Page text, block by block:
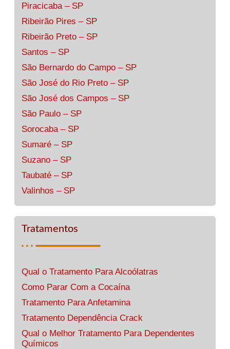
Piracicaba – SP
Ribeirão Pires – SP
Ribeirão Preto – SP
Santos – SP
São Bernardo do Campo – SP
São José do Rio Preto – SP
São José dos Campos – SP
São Paulo – SP
Sorocaba – SP
Sumaré – SP
Suzano – SP
Taubaté – SP
Valinhos – SP
Tratamentos
Qual o Tratamento Para Alcoólatras
Como Parar Com a Cocaína
Tratamento Para Anfetamina
Tratamento Dependência Crack
Qual o Melhor Tratamento Para Dependentes
Químicos